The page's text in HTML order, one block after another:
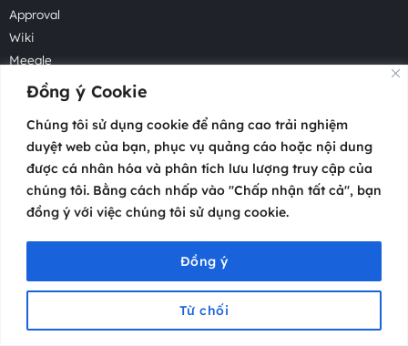
Đồng ý Cookie
Chúng tôi sử dụng cookie để nâng cao trải nghiệm
duyệt web của bạn, phục vụ quảng cáo hoặc nội dung
được cá nhân hóa và phân tích lưu lượng truy cập của
chúng tôi. Bằng cách nhấp vào "Chấp nhận tất cả", bạn
đồng ý với việc chúng tôi sử dụng cookie.
Từ chối
Đồng ý
Approval
Wiki
Meegle
Forms
Open flatform
Giá sử dụng
Gói cước
Why Atosa
Trang chủ Menu Video Cộng đồng Hỗ trợ Liên hệ